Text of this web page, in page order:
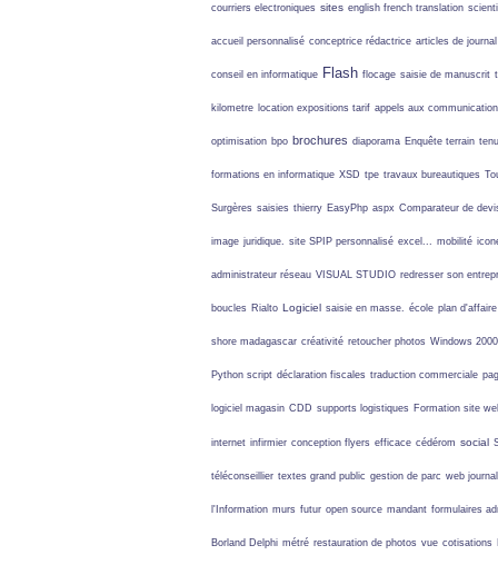
courriers electroniques sites english french translation
accueil personnalisé conceptrice rédactrice articles de journal
conseil en informatique Flash flocage saisie de manuscrit
kilometre location expositions tarif appels aux
optimisation bpo brochures diaporama Enquête terrain
formations en informatique XSD tpe travaux bureautiques
Surgères saisies thierry EasyPhp aspx Comparateur de
image juridique. site SPIP personnalisé excel... mobilité
administrateur réseau VISUAL STUDIO redresser son
boucles Rialto Logiciel saisie en masse. école plan d'affaire
shore madagascar créativité retoucher photos Windows
Python script déclaration fiscales traduction commerciale
logiciel magasin CDD supports logistiques Formation site
internet infirmier conception flyers efficace cédérom social
téléconseillier textes grand public gestion de parc web
l'Information murs futur open source mandant formulaires
Borland Delphi métré restauration de photos vue cotisations